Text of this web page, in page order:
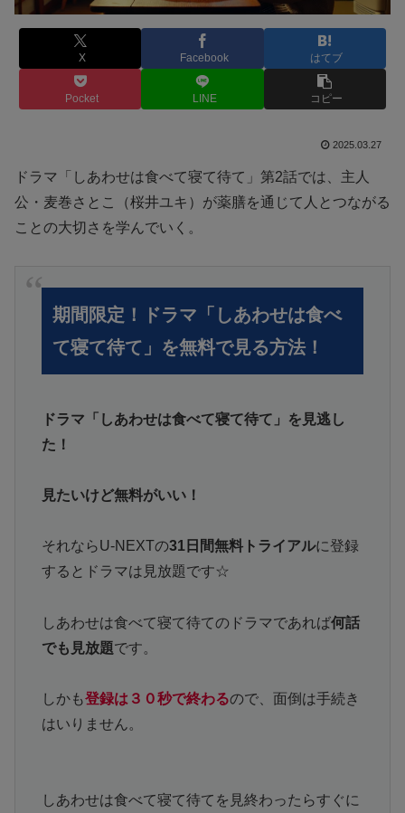
X Facebook はてブ
Pocket LINE コピー
2025.03.27
ドラマ「しあわせは食べて寝て待て」第2話では、主人
公・麦巻さとこ（桜井ユキ）が薬膳を通じて人とつながる
ことの大切さを学んでいく。
期間限定！ドラマ「しあわせは食べ
て寝て待て」を無料で見る方法！
ドラマ「しあわせは食べて寝て待て」を見逃し
た！
見たいけど無料がいい！
それならU-NEXTの31日間無料トライアルに登録
するとドラマは見放題です☆
しあわせは食べて寝て待てのドラマであれば何話
でも見放題です。
しかも登録は３０秒で終わるので、面倒は手続き
はいりません。
しあわせは食べて寝て待てを見終わったらすぐに